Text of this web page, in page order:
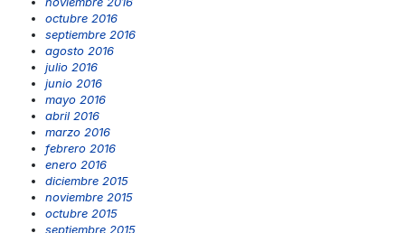
octubre 2016
septiembre 2016
agosto 2016
julio 2016
junio 2016
mayo 2016
abril 2016
marzo 2016
febrero 2016
enero 2016
diciembre 2015
noviembre 2015
octubre 2015
septiembre 2015